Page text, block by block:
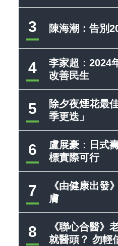
3 陳海潮：告別
4
李家超：2024
改善民生
5
除夕夜煙花最
季更迭」
6
盧展豪：日式
標實際可行
7
《由健康出發
膚
8
《聯心合醫》
就醫頭？ 勿輕